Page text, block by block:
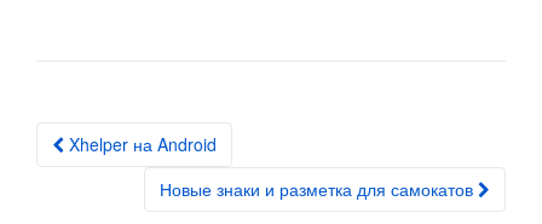
Post navigation
Xhelper на Android
Новые знаки и разметка для самокатов